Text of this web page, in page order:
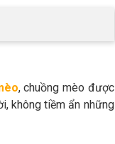
, chuồng mèo được
không tiềm ẩn những